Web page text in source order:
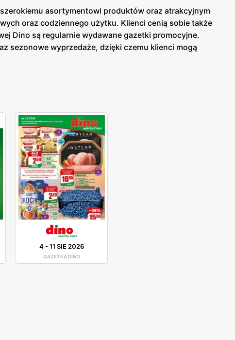
asortymentowi produktów oraz atrakcyjnym
oraz codziennego użytku. Klienci cenią sobie także
Dino są regularnie wydawane gazetki promocyjne.
sezonowe wyprzedaże, dzięki czemu klienci mogą
w sklepach, jak i online, co umożliwia łatwy
asortymentowi produktów, Dino stało się
i lojalność kupujących. Sieć Dino to miejsce, gdzie
4 -11 SIE 2026
GAZETKA DINO